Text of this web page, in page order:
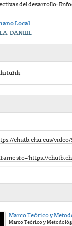
del desarrollo:
Local
DANIEL
Marco Teórico y
Marco Teórico y